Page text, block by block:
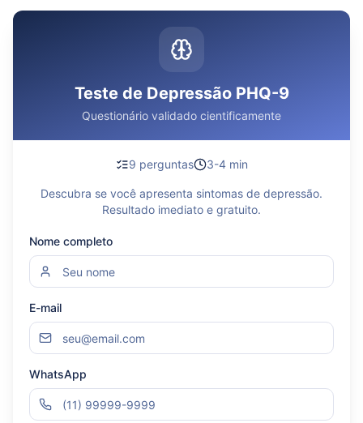
Teste de Depressão PHQ-9
Questionário validado cientificamente
9 perguntas 3-4 min
Descubra se você apresenta sintomas de depressão.
Resultado imediato e gratuito.
Nome completo
E-mail
WhatsApp